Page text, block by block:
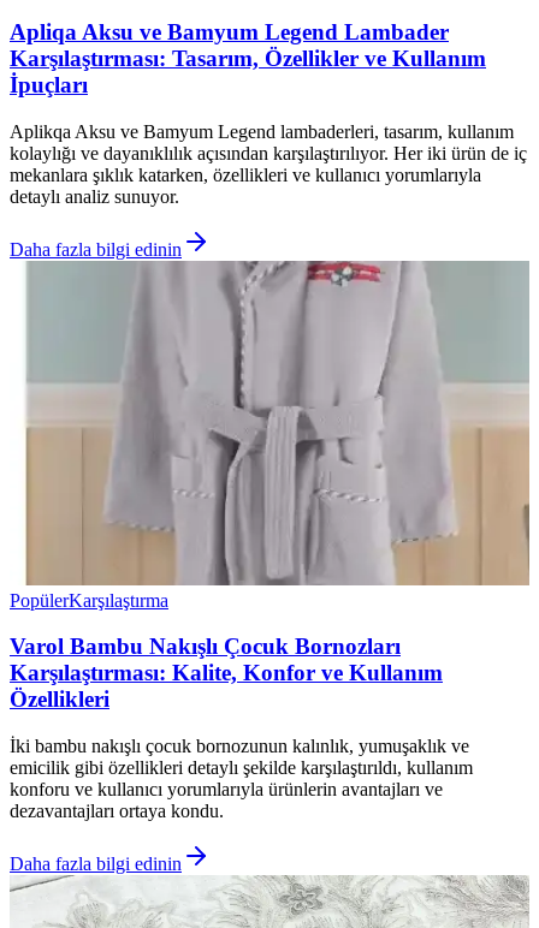
Apliqa Aksu ve Bamyum Legend Lambader
Karşılaştırması: Tasarım, Özellikler ve Kullanım
İpuçları
Aplikqa Aksu ve Bamyum Legend lambaderleri, tasarım, kullanım
kolaylığı ve dayanıklılık açısından karşılaştırılıyor. Her iki ürün de iç
mekanlara şıklık katarken, özellikleri ve kullanıcı yorumlarıyla
detaylı analiz sunuyor.
Daha fazla bilgi edinin
PopülerKarşılaştırma
Varol Bambu Nakışlı Çocuk Bornozları
Karşılaştırması: Kalite, Konfor ve Kullanım
Özellikleri
İki bambu nakışlı çocuk bornozunun kalınlık, yumuşaklık ve
emicilik gibi özellikleri detaylı şekilde karşılaştırıldı, kullanım
konforu ve kullanıcı yorumlarıyla ürünlerin avantajları ve
dezavantajları ortaya kondu.
Daha fazla bilgi edinin